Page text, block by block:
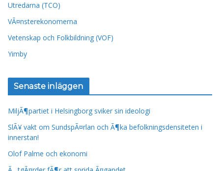
Utredarna (TCO)
VÃ¤nsterekonomerna
Vetenskap och Folkbildning (VOF)
Yimby
Senaste inläggen
MiljÃ¶partiet i Helsingborg sviker sin ideologi
SlÃ¥ vakt om SundspÃ¤rlan och Ã¶ka befolkningsdensiteten i
innerstan!
Olof Palme och ekonomi